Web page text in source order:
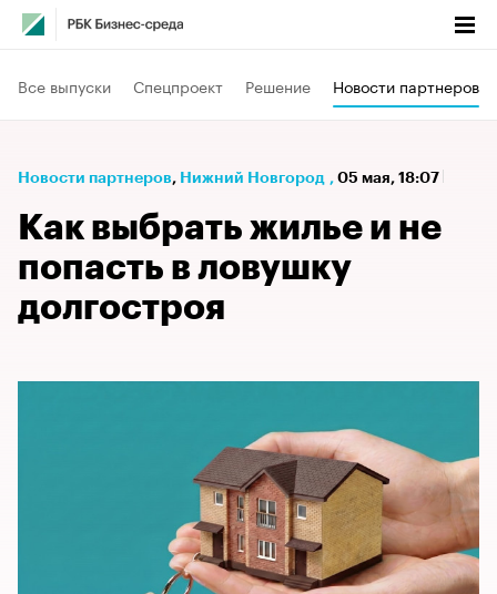
Все выпуски Спецпроект Решение Новости партнеров
Новости партнеров⁠, Нижний Новгород , 05 мая, 18:07
Как выбрать жилье и не
попасть в ловушку
долгостроя